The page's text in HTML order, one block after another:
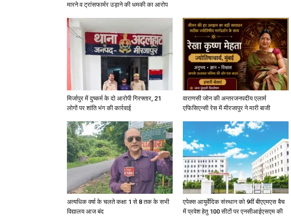
मारने व ट्रांसफार्मर उड़ाने की धमकी का आरोप
मिर्जापुर में दुष्कर्म के दो आरोपी गिरफ्तार, 21
लोगों पर शांति भंग की कार्रवाई
वाराणसी जोन की अन्तरजनपदीय एलार्म
एफिसिएन्सी रेस में मीरजापुर ने मारी बाजी
अत्यधिक वर्षा के चलते कक्षा 1 से 8 तक के सभी
विद्यालय आज बंद
एपेक्स आयुर्वेदिक संस्थान को 9वीं बीएएमएस बैच
में प्रवेश हेतु 100 सीटों पर एनसीआईएसएम की